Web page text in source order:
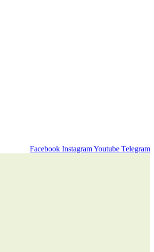
Facebook InstagramYoutube Telegram